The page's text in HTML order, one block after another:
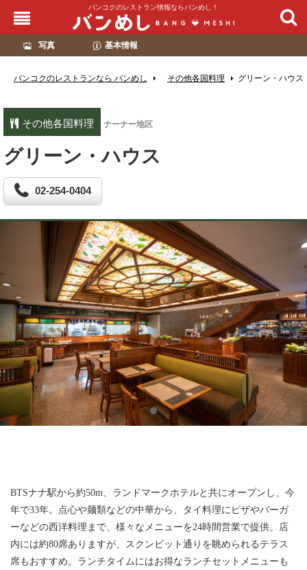
バンコクのレストラン情報ならバンめし！
写真 基本情報
バンコクのレストランなら バンめし その他各国料理 グリーン・ハウス
その他各国料理 ナーナー地区
グリーン・ハウス
02-254-0404
BTSナナ駅から約50m、ランドマークホテルと共にオープンし、今
年で33年。点心や麺類などの中華から、タイ料理にピザやバーガ
ーなどの西洋料理まで、様々なメニューを24時間営業で提供。店
内には約80席ありますが、スクンビット通りを眺められるテラス
席もおすすめ。ランチタイムにはお得なランチセットメニューも